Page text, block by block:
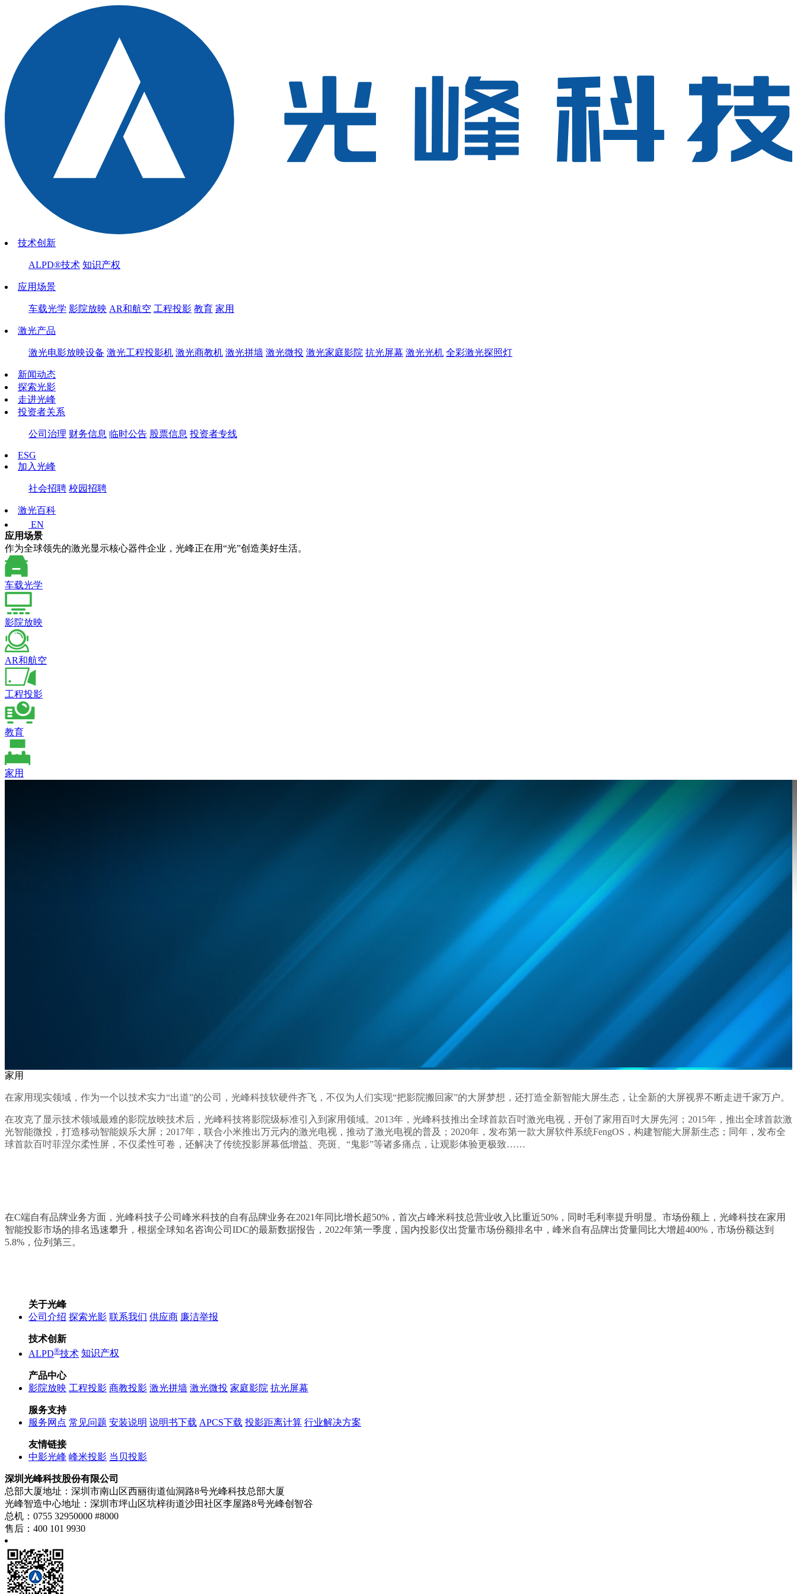
技术创新
ALPD®技术 知识产权
应用场景
车载光学 影院放映 AR和航空 工程投影 教育 家用
激光产品
激光电影放映设备 激光工程投影机 激光商教机 激光拼墙 激光微投 激光家庭影院 抗光屏幕 激光光机 全彩激光探照灯
新闻动态
探索光影
走进光峰
投资者关系
公司治理 财务信息 临时公告 股票信息 投资者专线
ESG
加入光峰
社会招聘 校园招聘
激光百科
EN
应用场景
作为全球领先的激光显示核心器件企业，光峰正在用“光”创造美好生活。
车载光学
影院放映
AR和航空
工程投影
教育
家用
家用
在家用现实领域，作为一个以技术实力“出道”的公司，光峰科技软硬件齐飞，不仅为人们实现“把影院搬回家”的大屏梦想，还打造全新智能大屏生态，让全新的大屏视界不断走进千家万户。
在攻克了显示技术领域最难的影院放映技术后，光峰科技将影院级标准引入到家用领域。2013年，光峰科技推出全球首款百吋激光电视，开创了家用百吋大屏先河；2015年，推出全球首款激
光智能微投，打造移动智能娱乐大屏；2017年，联合小米推出万元内的激光电视，推动了激光电视的普及；2020年，发布第一款大屏软件系统FengOS，构建智能大屏新生态；同年，发布全
球首款百吋菲涅尔柔性屏，不仅柔性可卷，还解决了传统投影屏幕低增益、亮斑、“鬼影”等诸多痛点，让观影体验更极致……
在C端自有品牌业务方面，光峰科技子公司峰米科技的自有品牌业务在2021年同比增长超50%，首次占峰米科技总营业收入比重近50%，同时毛利率提升明显。市场份额上，光峰科技在家用
智能投影市场的排名迅速攀升，根据全球知名咨询公司IDC的最新数据报告，2022年第一季度，国内投影仪出货量市场份额排名中，峰米自有品牌出货量同比大增超400%，市场份额达到
5.8%，位列第三。
关于光峰
公司介绍 探索光影 联系我们 供应商 廉洁举报
技术创新
ALPD®技术 知识产权
产品中心
影院放映 工程投影 商教投影 激光拼墙 激光微投 家庭影院 抗光屏幕
服务支持
服务网点 常见问题 安装说明 说明书下载 APCS下载 投影距离计算 行业解决方案
友情链接
中影光峰 峰米投影 当贝投影
深圳光峰科技股份有限公司
总部大厦地址：深圳市南山区西丽街道仙洞路8号光峰科技总部大厦
光峰智造中心地址：深圳市坪山区坑梓街道沙田社区李屋路8号光峰创智谷
总机：0755 32950000 #8000
售后：400 101 9930